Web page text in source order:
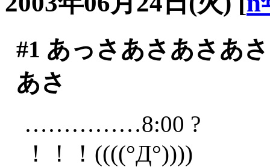
#1 あっさあさあさあ
あさ
……………8:00 ?
！！！((((°Д°))))